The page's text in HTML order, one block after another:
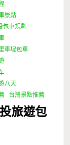
景點
包車規劃
車埕包車
八天
台灣景點推薦
旅遊包